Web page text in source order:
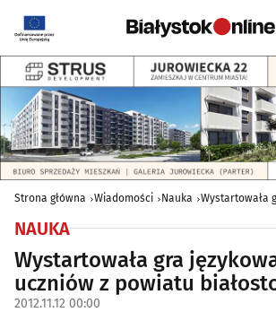
Strona główna Wiadomości Nauka Wystartowała
NAUKA
Wystartowała gra
uczniów z powiatu
2012.11.12 00:00